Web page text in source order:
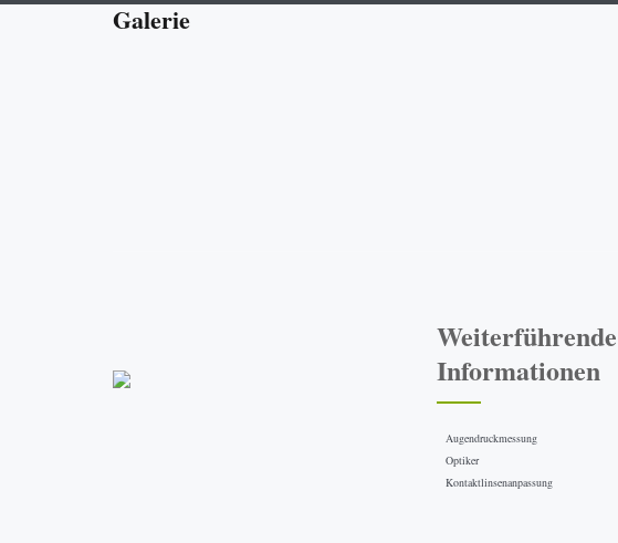
Produkte
Gleitsichtbrillen
Galerie
Weiterführende
Informationen
Augendruckmessung
Optiker
Kontaktlinsenanpassung